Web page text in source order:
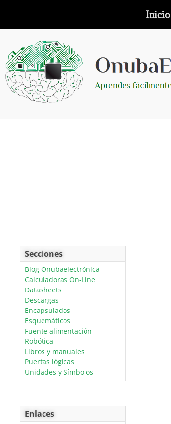
Inicio
Secciones
Blog Onubaelectrónica
Calculadoras On-Line
Datasheets
Descargas
Encapsulados
Esquemáticos
Fuente alimentación
Robótica
Libros y manuales
Puertas lógicas
Unidades y Símbolos
Enlaces